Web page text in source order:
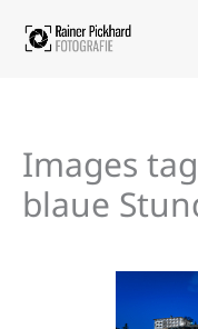
Inhalt
Images
blaue